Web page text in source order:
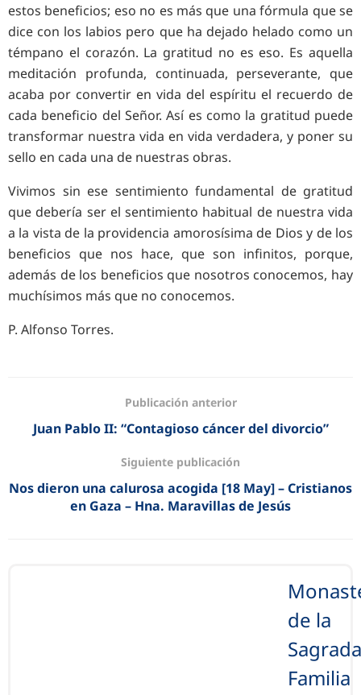
estos beneficios; eso no es más que una fórmula que se
dice con los labios pero que ha dejado helado como un
témpano el corazón. La gratitud no es eso. Es aquella
meditación profunda, continuada, perseverante, que
acaba por convertir en vida del espíritu el recuerdo de
cada beneficio del Señor. Así es como la gratitud puede
transformar nuestra vida en vida verdadera, y poner su
sello en cada una de nuestras obras.
Vivimos sin ese sentimiento fundamental de gratitud
que debería ser el sentimiento habitual de nuestra vida
a la vista de la providencia amorosísima de Dios y de los
beneficios que nos hace, que son infinitos, porque,
además de los beneficios que nosotros conocemos, hay
muchísimos más que no conocemos.
P. Alfonso Torres.
Publicación anterior
Juan Pablo II: “Contagioso cáncer del divorcio”
Siguiente publicación
Nos dieron una calurosa acogida [18 May] – Cristianos
en Gaza – Hna. Maravillas de Jesús
de la
Sagrada
Familia